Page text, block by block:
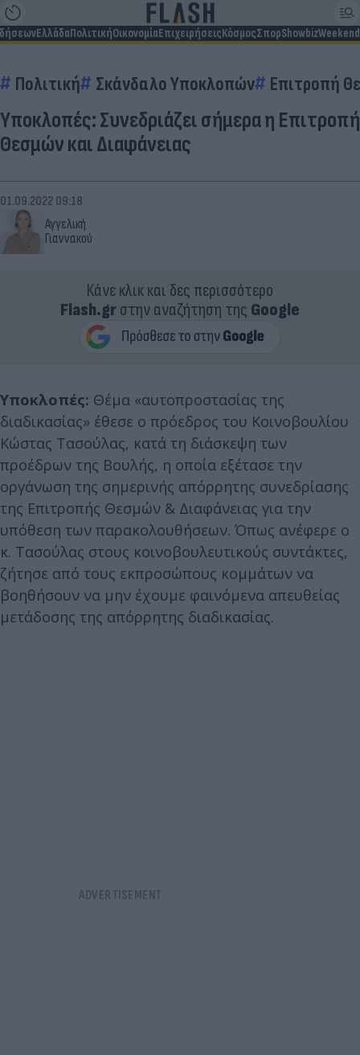
ΕλλάδαΠολιτικήΟικονομίαΕπιχειρήσειςΚόσμοςΣπορShowbizWeekend
Πολιτική Σκάνδαλο Υποκλοπών Επιτροπή
Υποκλοπές: Συνεδριάζει σήμερα η Επιτροπή
Θεσμών και Διαφάνειας
Αγγελική
Γιαννακού
01.09.2022 09:18
Κάνε κλικ και δες περισσότερο
Flash.grστην αναζήτηση της Google
Υποκλοπές: Θέμα «αυτοπροστασίας της
διαδικασίας» έθεσε ο πρόεδρος του Κοινοβουλίου
Κώστας Τασούλας, κατά τη διάσκεψη των
προέδρων της Βουλής, η οποία εξέτασε την
οργάνωση της σημερινής απόρρητης συνεδρίασης
της Επιτροπής Θεσμών & Διαφάνειας για την
υπόθεση των παρακολουθήσεων. Όπως ανέφερε ο
κ. Τασούλας στους κοινοβουλευτικούς συντάκτες,
ζήτησε από τους εκπροσώπους κομμάτων να
βοηθήσουν να μην έχουμε φαινόμενα απευθείας
μετάδοσης της απόρρητης διαδικασίας.